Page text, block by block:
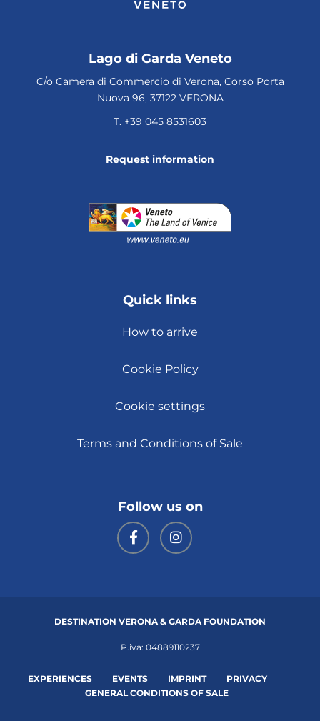
Lago di Garda Veneto
C/o Camera di Commercio di Verona, Corso Porta
Nuova 96, 37122 VERONA
T. +39 045 8531603
Request information
Quick links
How to arrive
Cookie Policy
Cookie settings
Terms and Conditions of Sale
Follow us on
DESTINATION VERONA & GARDA FOUNDATION
P.iva: 04889110237
EXPERIENCES EVENTS IMPRINT
PRIVACY
GENERAL CONDITIONS OF SALE